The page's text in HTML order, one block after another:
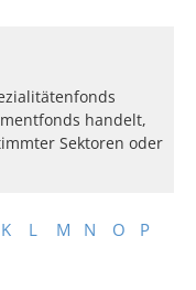
K L M N O
P
handelt,
Sektoren oder